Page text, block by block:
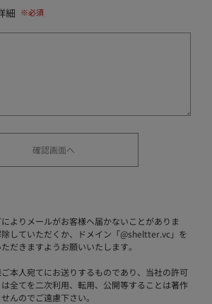
細
よりメールがお客様へ届かないことがありま
していただくか、ドメイン「@sheltter.vc」を
だきますようお願いいたします。
本人宛てにお送りするものであり、当社の許可
全てを二次利用、転用、公開等することは著作
んのでご遠慮下さい。